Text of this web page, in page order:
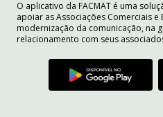
O aplicativo da FACMAT é uma
apoiar as Associações Comerciais e
modernização da comunicação, na
relacionamento com seus